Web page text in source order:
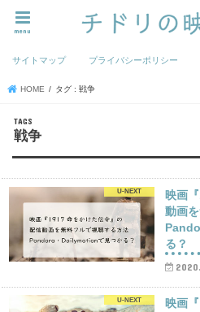
menu
サイトマップ プライバシーポリシー
HOME タグ : 戦争
戦争
U-NEXT
映画
動画
る？
U-NEXT
映画